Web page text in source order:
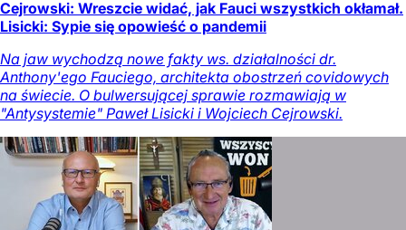
Cejrowski: Wreszcie widać, jak Fauci wszystkich okłamał.
Lisicki: Sypie się opowieść o pandemii
Na jaw wychodzą nowe fakty ws. działalności dr.
Anthony'ego Fauciego, architekta obostrzeń covidowych
na świecie. O bulwersującej sprawie rozmawiają w
"Antysystemie" Paweł Lisicki i Wojciech Cejrowski.